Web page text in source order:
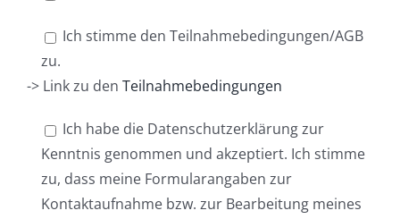
Ich stimme den Teilnahmebedingungen/AGB
zu.
-> Link zu den Teilnahmebedingungen
Ich habe die Datenschutzerklärung zur
Kenntnis genommen und akzeptiert. Ich stimme
zu, dass meine Formularangaben zur
Kontaktaufnahme bzw. zur Bearbeitung meines